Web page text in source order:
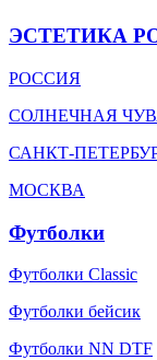
ЭСТЕТИКА
РОССИЯ
СОЛНЕЧНАЯ
САНКТ-
МОСКВА
Футболки
Футболки Classic
Футболки бейсик
Футболки NN DTF